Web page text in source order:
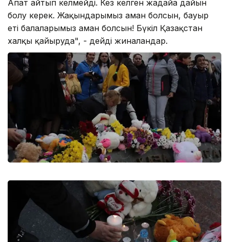
Апат айтып келмейді. Кез келген жағдайға дайын
болу керек. Жақындарымыз аман болсын, бауыр
еті балаларымыз аман болсын! Бүкіл Қазақстан
xалқы қайғыруда", - дейді жиналғандар.